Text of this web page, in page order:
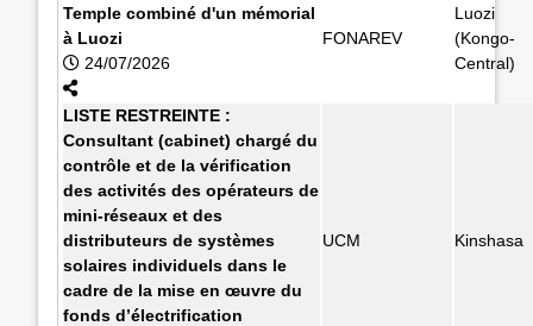
Temple combiné d'un mémorial
à Luozi
24/07/2026
FONAREV
Luozi
(Kongo-
Central)
LISTE RESTREINTE :
Consultant (cabinet) chargé du
contrôle et de la vérification
des activités des opérateurs de
mini-réseaux et des
distributeurs de systèmes
solaires individuels dans le
cadre de la mise en œuvre du
fonds d’électrification
UCM Kinshasa